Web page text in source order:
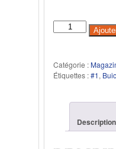
Catégorie :
Étiquettes :#1,
Description